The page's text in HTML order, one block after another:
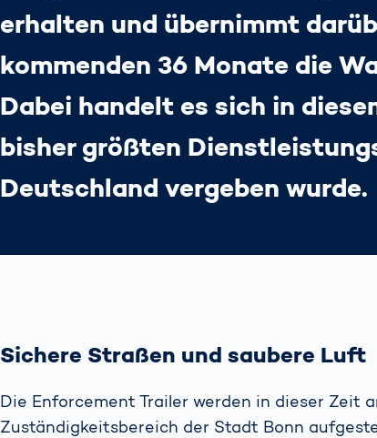
erhalten und übernimmt
kommenden 36 Monate die
Dabei handelt es sich in
bisher größten
Deutschland vergeben wurde.
Sichere Straßen und saubere Luft
Die Enforcement Trailer werden in dieser Zeit
Zuständigkeitsbereich der Stadt Bonn